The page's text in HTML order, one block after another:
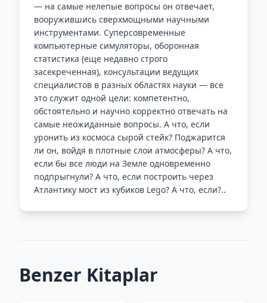
— на самые нелепые вопросы он отвечает,
вооружившись сверхмощными научными
инструментами. Суперсовременные
компьютерные симуляторы, оборонная
статистика (еще недавно строго
засекреченная), консультации ведущих
специалистов в разных областях науки — все
это служит одной цели: компетентно,
обстоятельно и научно корректно отвечать на
самые неожиданные вопросы. А что, если
уронить из космоса сырой стейк? Поджарится
ли он, войдя в плотные слои атмосферы? А что,
если бы все люди на Земле одновременно
подпрыгнули? А что, если построить через
Атлантику мост из кубиков Lego? А что, если?..
Benzer Kitaplar